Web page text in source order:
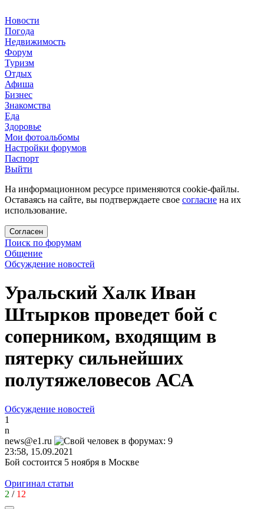
Новости
Погода
Недвижимость
Форум
Туризм
Отдых
Афиша
Бизнес
Знакомства
Еда
Здоровье
Мои фотоальбомы
Настройки форумов
Паспорт
Выйти
На информационном ресурсе применяются cookie-файлы.
Оставаясь на сайте, вы подтверждаете свое согласие на их
использование.
Согласен
Поиск по форумам
Общение
Обсуждение новостей
Уральский Халк Иван
Штырков проведет бой с
соперником, входящим в
пятерку сильнейших
полутяжеловесов АСА
Обсуждение новостей
1
n
news@e1.ru
23:58, 15.09.2021
Бой состоится 5 ноября в Москве
Оригинал статьи
2 / 12